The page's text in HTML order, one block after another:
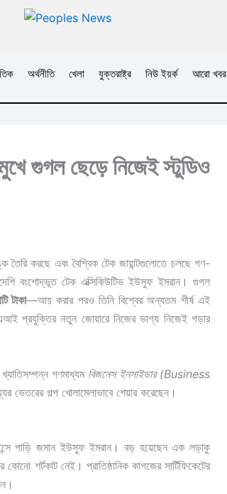
অর্থনীতি খেলা যুক্তরাষ্ট্র নিউ ইয়র্ক আরো খবর
গুগল ছেড়ে নিজেই স্টুডিও
করছে এবং বৈশ্বিক টেক জায়ান্টগুলোতে চলছে গণ-
বংশোদ্ভূত টেক এক্সিকিউটিভ ইউসুফ ইমরান। গুগল
টাকা—আয় করার পরও তিনি বিশ্বের অন্যতম শীর্ষ এই
এআই প্রযুক্তির নতুন জোয়ারে নিজের ভাগ্য নিজেই গড়ার
গণমাধ্যম বিজনেস ইনসাইডার (Business
ভেতরের গল্প খোলামেলাভাবে শেয়ার করেছেন।
কুইন্সে পাড়ি জমান ইউসুফ ইমরান। বড় হয়েছেন এক লড়াকু
শর্টকাট নেই। প্রাতিষ্ঠানিক কাগজের সার্টিফিকেটের